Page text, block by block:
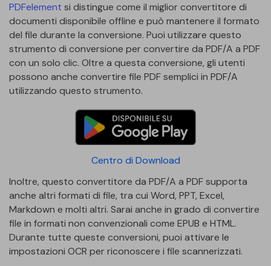
Specifiche tecniche
Aggiornamenti
Centro di download
Aggiorna a PDFelement 12
PDFelement si distingue come il miglior convertitore di
documenti disponibile offline e può mantenere il formato
del file durante la conversione. Puoi utilizzare questo
strumento di conversione per convertire da PDF/A a PDF
con un solo clic. Oltre a questa conversione, gli utenti
possono anche convertire file PDF semplici in PDF/A
utilizzando questo strumento.
Centro di Download
Inoltre, questo convertitore da PDF/A a PDF supporta
anche altri formati di file, tra cui Word, PPT, Excel,
Markdown e molti altri. Sarai anche in grado di convertire
file in formati non convenzionali come EPUB e HTML.
Durante tutte queste conversioni, puoi attivare le
impostazioni OCR per riconoscere i file scannerizzati.